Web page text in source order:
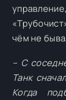
чём не
– С
Танк
Когда